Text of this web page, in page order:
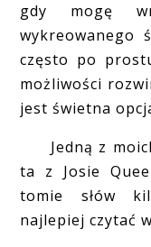
gdy mogę
wykreowanego
często po
możliwości
jest świetna
Jedną z
ta z Josie
tomie słów
najlepiej czytać